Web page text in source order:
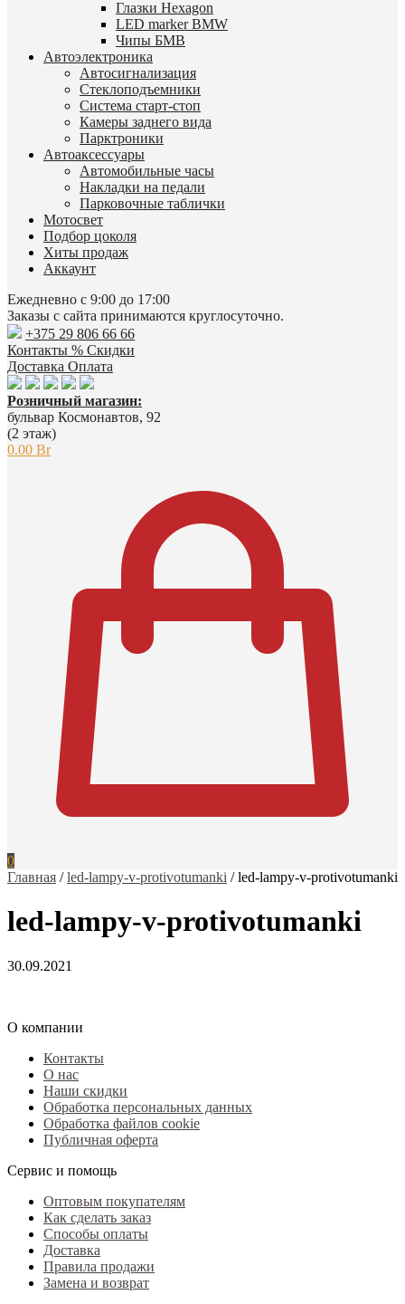
Глазки Hexagon
LED marker BMW
Чипы БМВ
Автоэлектроника
Автосигнализация
Стеклоподъемники
Система старт-стоп
Камеры заднего вида
Парктроники
Автоаксессуары
Автомобильные часы
Накладки на педали
Парковочные таблички
Мотосвет
Подбор цоколя
Хиты продаж
Аккаунт
Ежедневно с 9:00 до 17:00
Заказы с сайта принимаются круглосуточно.
+375 29 806 66 66
Контакты % Скидки
Доставка Оплата
Розничный магазин:
бульвар Космонавтов, 92
(2 этаж)
0.00 Br
0
Главная /led-lampy-v-protivotumanki /led-lampy-v-protivotumanki
led-lampy-v-protivotumanki
30.09.2021
О компании
Контакты
О нас
Наши скидки
Обработка персональных данных
Обработка файлов cookie
Публичная оферта
Сервис и помощь
Оптовым покупателям
Как сделать заказ
Способы оплаты
Доставка
Правила продажи
Замена и возврат